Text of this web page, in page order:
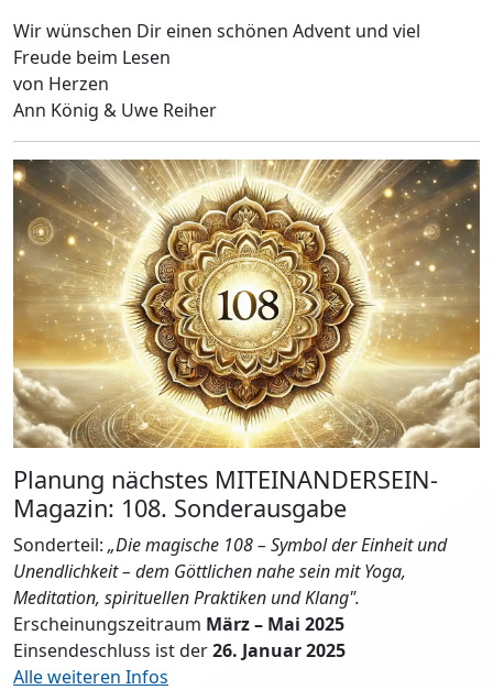
Wir wünschen Dir einen schönen Advent und viel
Freude beim Lesen
von Herzen
Ann König & Uwe Reiher
Planung nächstes MITEINANDERSEIN-
Magazin: 108. Sonderausgabe
Sonderteil: „Die magische 108 – Symbol der Einheit und
Unendlichkeit – dem Göttlichen nahe sein mit Yoga,
Meditation, spirituellen Praktiken und Klang".
Erscheinungszeitraum März – Mai 2025
Einsendeschluss ist der26. Januar 2025
Alle weiteren Infos